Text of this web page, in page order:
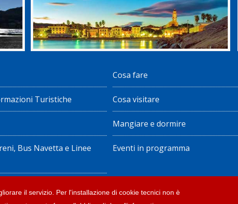
Turistiche
Bus Navetta e Linee
Cosa fare
Cosa visitare
Mangiare e dormire
Eventi in programma
il servizio. Per l'installazione di cookie tecnici non è